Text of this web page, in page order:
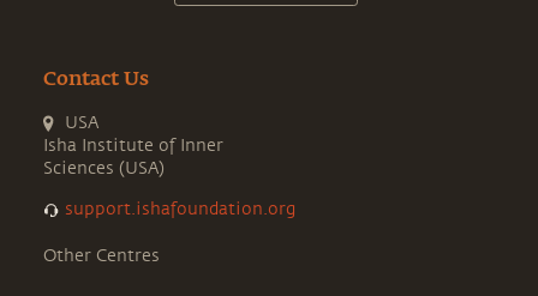
Contact Us
USA
Isha Institute of Inner
Sciences (USA)
support.ishafoundation.org
Other Centres